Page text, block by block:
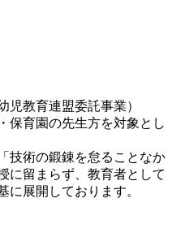
児教育連盟委託事業）
保育園の先生方を対象とし
技術の鍛錬を怠ることなか
に留まらず、教育者として
に展開しております。